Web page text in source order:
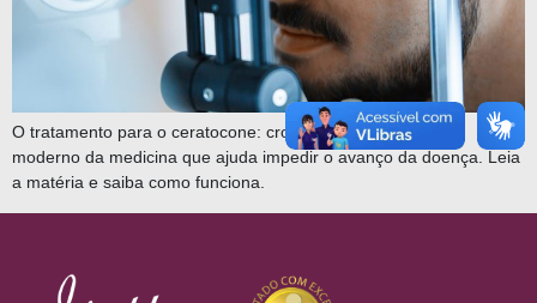
O tratamento para o ceratocone: crosslinking é um método
moderno da medicina que ajuda impedir o avanço da doença. Leia
a matéria e saiba como funciona.